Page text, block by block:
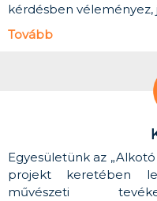
kérdésben véleményez,
Tovább
Egyesületünk az
projekt keretében
művészeti